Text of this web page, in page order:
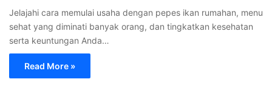
Jelajahi cara memulai usaha dengan pepes ikan rumahan, menu
sehat yang diminati banyak orang, dan tingkatkan kesehatan
serta keuntungan Anda…
Read More »